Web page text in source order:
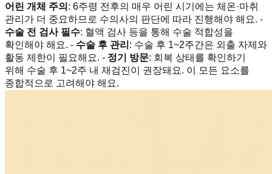
어린 개체 주의 : 6주령 전후의 매우 어린 시기에는 체온·마취
관리가 더 중요하므로 수의사의 판단에 따라 진행해야 해요. -
수술 전 검사 필수: 혈액 검사 등을 통해 수술 적합성을
확인해야 해요. - 수술 후 관리 : 수술 후 1~2주간은 외출 자제와
활동 제한이 필요해요. - 정기 방문: 회복 상태를 확인하기
위해 수술 후 1~2주 내 재검진이 권장돼요. 이 모든 요소를
종합적으로 고려해야 해요.